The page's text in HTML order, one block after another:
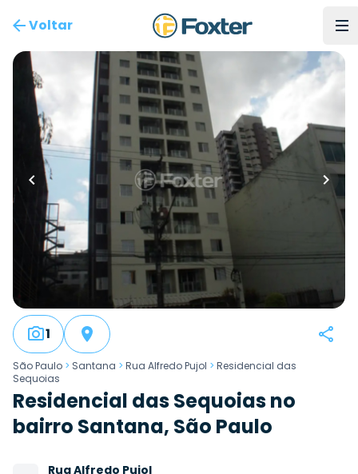
Voltar
1
São Paulo > Santana > Rua Alfredo Pujol > Residencial das
Sequoias
Residencial das Sequoias no
bairro Santana, São Paulo
RuaAlfredo Pujol